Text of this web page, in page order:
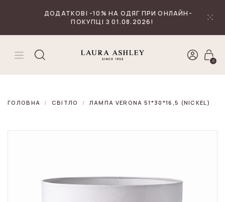
ДОДАТКОВІ -10% НА ОДЯГ ПРИ ОНЛАЙН-
ПОКУПЦІ З 01.08.2026!
0
ГОЛОВНА СВІТЛО ЛАМПА VERONA 51*30*16,5 (NICKEL)